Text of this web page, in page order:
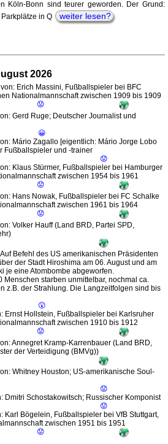
Köln-Bonn sind teurer geworden. Der Grund:
in Q
weiter lesen?
2026
von: Erich Massini, Fußballspieler bei BFC
Nationalmannschaft zwischen 1909 bis 1909
😟
Gerd Ruge; Deutscher Journalist und
😀
Mário Zagallo [eigentlich: Mário Jorge Lobo
Fußballspieler und -trainer
😟
Klaus Stürmer, Fußballspieler bei Hamburger
zwischen 1954 bis 1961
😟
Hans Nowak, Fußballspieler bei FC Schalke
zwischen 1961 bis 1964
😟
Volker Hauff (Land BRD, Partei SPD,
Auf Befehl des US amerikanischen Präsidenten
der Stadt Hiroshima am 06. August und am
je eine Atombombe abgeworfen.
Menschen starben unmittelbar, nochmal ca.
z.B. der Strahlung. Die Langzeitfolgen sind bis
😲
Ernst Hollstein, Fußballspieler bei Karlsruher
zwischen 1910 bis 1912
😟
Annegret Kramp-Karrenbauer (Land BRD,
der Verteidigung (BMVg))
Whitney Houston; US-amerikanische Soul-
😟
Dmitri Schostakowitsch; Russischer Komponist
😟
Karl Bögelein, Fußballspieler bei VfB Stuttgart,
zwischen 1951 bis 1951
😟